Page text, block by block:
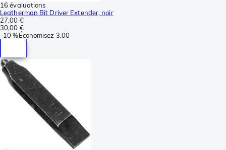
16 évaluations
Leatherman Bit Driver Extender, noir
27,00 €
30,00 €
-10 %Économisez 3,00